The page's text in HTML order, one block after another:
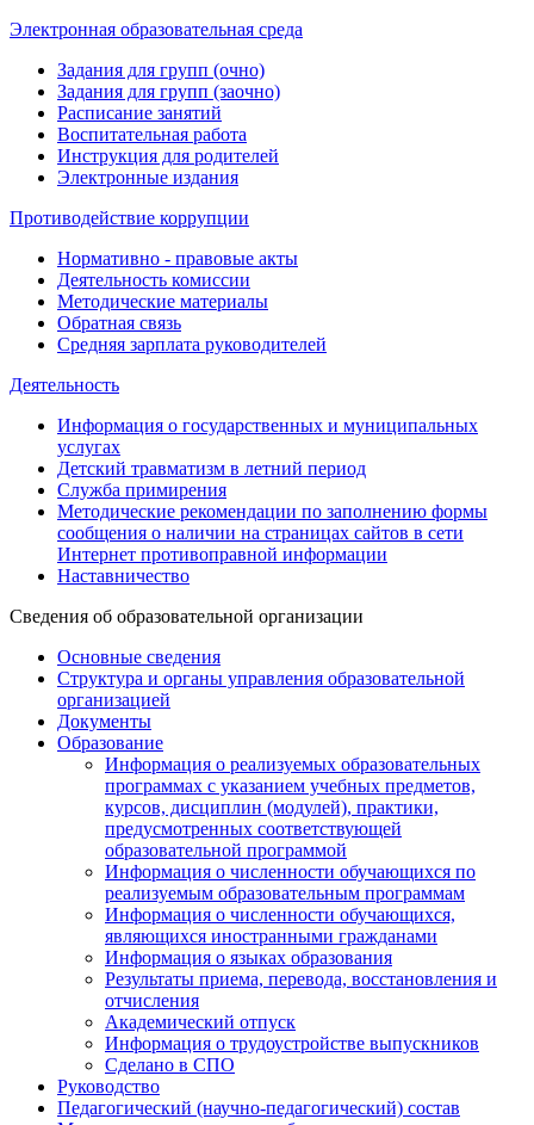
Электронная образовательная среда
Задания для групп (очно)
Задания для групп (заочно)
Расписание занятий
Воспитательная работа
Инструкция для родителей
Электронные издания
Противодействие коррупции
Нормативно - правовые акты
Деятельность комиссии
Методические материалы
Обратная связь
Средняя зарплата руководителей
Деятельность
Информация о государственных и муниципальных
услугах
Детский травматизм в летний период
Служба примирения
Методические рекомендации по заполнению формы
сообщения о наличии на страницах сайтов в сети
Интернет противоправной информации
Наставничество
Сведения об образовательной организации
Основные сведения
Структура и органы управления образовательной
организацией
Документы
Образование
Информация о реализуемых образовательных
программах с указанием учебных предметов,
курсов, дисциплин (модулей), практики,
предусмотренных соответствующей
образовательной программой
Информация о численности обучающихся по
реализуемым образовательным программам
Информация о численности обучающихся,
являющихся иностранными гражданами
Информация о языках образования
Результаты приема, перевода, восстановления и
отчисления
Академический отпуск
Информация о трудоустройстве выпускников
Сделано в СПО
Руководство
Педагогический (научно-педагогический) состав